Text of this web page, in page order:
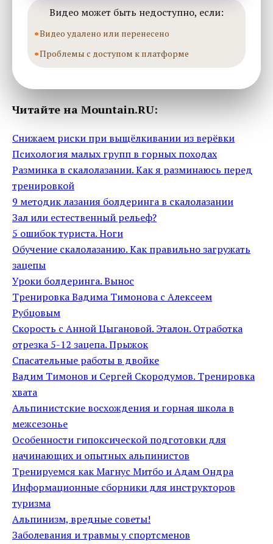
Видео может быть недоступно, если:
Видео удалено или перенесено
Проблемы с доступом к платформе
Читайте на Mountain.RU:
Снижаем риски при выщёлкивании из верёвки
Психология малых групп в горных походах
Разминка в скалолазании. Как я разминаюсь перед
тренировкой
9 методик лазания болдеринга в скалолазании
Зал или естественный рельеф?
5 ошибок туриста. Ноги
Обучение скалолазанию. Как правильно загружать
зацепы
Уроки болдеринга. Вынос
Тренировка Вадима Тимонова с Алексеем
Рубцовым
Скорость с Анной Цыгановой. Эталон. Отработка
отрезка 5-12 зацепа. Прыжок
Спасательные работы в двойке
Вадим Тимонов и Сергей Скородумов. Тренировка
хвата
Альпинистские восхождения и горная школа в
межсезонье
Особенности гипоксической подготовки для
начинающих и опытных альпинистов
Тренируемся как Магнус Митбо и Адам Ондра
Информационные сборники для инструкторов
туризма
Альпинизм, вредные советы!
Заболевания и травмы у спортсменов